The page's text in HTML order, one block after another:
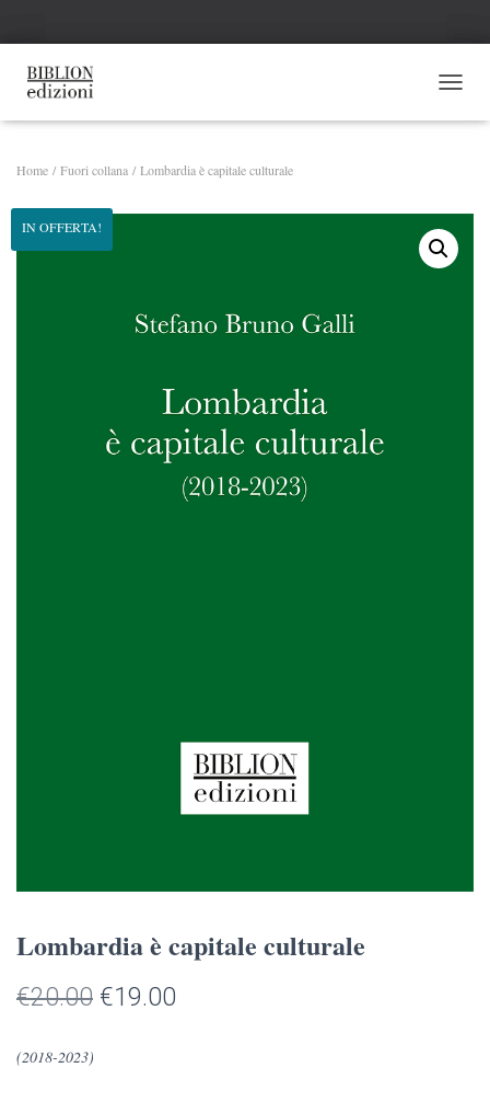
Home /Fuori collana / Lombardia è capitale culturale
IN OFFERTA!
Lombardia è capitale culturale
€20.00 Il
€19.00
(2018-2023)